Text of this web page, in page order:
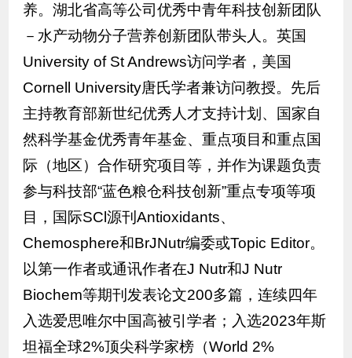
养。湖北省高等公司优秀中青年科技创新团队
－水产动物分子营养创新团队带头人。英国
University of St Andrews访问学者，美国
Cornell University唐氏学者兼访问教授。先后
主持教育部新世纪优秀人才支持计划、国家自
然科学基金优秀青年基金、重点项目和重点国
际（地区）合作研究项目等，并作为课题负责
参与科技部“蓝色粮仓科技创新”重点专项等项
目，国际SCl源刊Antioxidants、
Chemosphere和BrJNutr编委或Topic Editor。
以第一作者或通讯作者在J Nutr和J Nutr
Biochem等期刊发表论文200多篇，连续四年
入选爱思唯尔中国高被引学者；入选2023年斯
坦福全球2%顶尖科学家榜（World 2%